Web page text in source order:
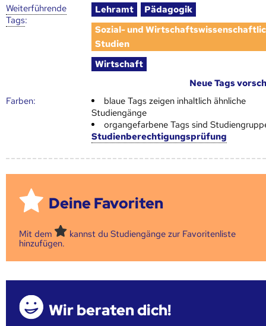
Weiter­führende
Tags:
Lehramt
Pädagogik
Sozial- und
Studien
Wirtschaft
Neue Tags
Farben:
blaue Tags zeigen inhaltlich ähnliche
Studiengänge
organgefarbene Tags sind
Studienberechtigungsprüfung
Deine Favoriten
Mit dem
kannst du Studiengänge zur Favoritenliste
hinzufügen.
Wir beraten dich!